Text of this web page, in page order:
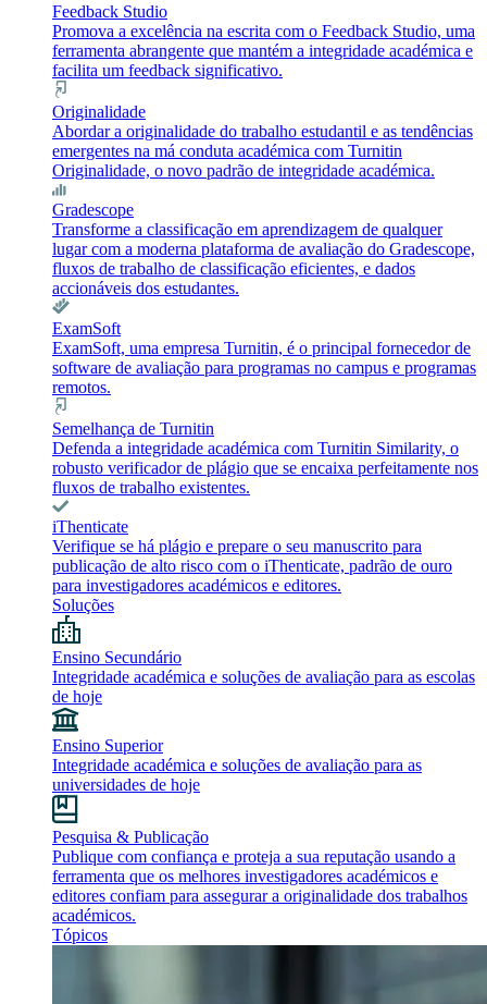
Feedback Studio
Promova a excelência na escrita com o Feedback Studio, uma
ferramenta abrangente que mantém a integridade académica e
facilita um feedback significativo.
Originalidade
Abordar a originalidade do trabalho estudantil e as tendências
emergentes na má conduta académica com Turnitin
Originalidade, o novo padrão de integridade académica.
Gradescope
Transforme a classificação em aprendizagem de qualquer
lugar com a moderna plataforma de avaliação do Gradescope,
fluxos de trabalho de classificação eficientes, e dados
accionáveis dos estudantes.
ExamSoft
ExamSoft, uma empresa Turnitin, é o principal fornecedor de
software de avaliação para programas no campus e programas
remotos.
Semelhança de Turnitin
Defenda a integridade académica com Turnitin Similarity, o
robusto verificador de plágio que se encaixa perfeitamente nos
fluxos de trabalho existentes.
iThenticate
Verifique se há plágio e prepare o seu manuscrito para
publicação de alto risco com o iThenticate, padrão de ouro
para investigadores académicos e editores.
Soluções
Ensino Secundário
Integridade académica e soluções de avaliação para as escolas
de hoje
Ensino Superior
Integridade académica e soluções de avaliação para as
universidades de hoje
Pesquisa & Publicação
Publique com confiança e proteja a sua reputação usando a
ferramenta que os melhores investigadores académicos e
editores confiam para assegurar a originalidade dos trabalhos
académicos.
Tópicos